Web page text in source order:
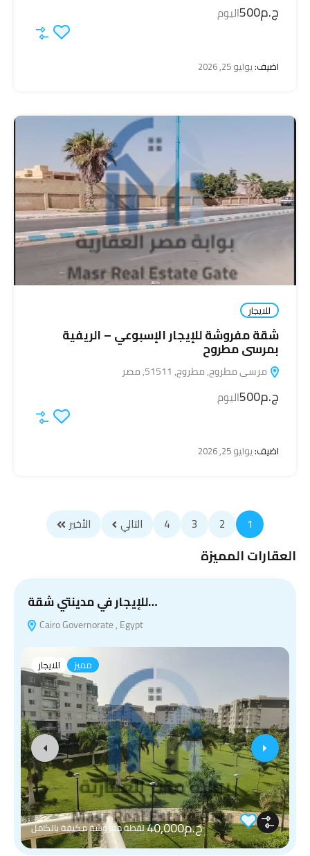
ج.م500 اليوم
اضيف:يوليو 25, 2026
للايجار
شقة مفروشة للإيجار الإسبوعي – الريفية
بمرسى مطروح
مرسى مطروح, مطروح, 51511, مصر
ج.م500 اليوم
اضيف:يوليو 25, 2026
1
2
3
4 التالي الأخير
العقارات المميزة
للإيجار في مدينتي شقة…
Cairo Governorate , Egypt
للايجار مميز
ج.م40,000 لقطة مفروشة مكيفة بالكامل